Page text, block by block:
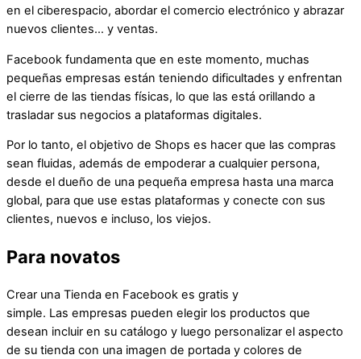
en el ciberespacio, abordar el comercio electrónico y abrazar
nuevos clientes… y ventas.
Facebook fundamenta que en este momento, muchas
pequeñas empresas están teniendo dificultades y enfrentan
el cierre de las tiendas físicas, lo que las está orillando a
trasladar sus negocios a plataformas digitales.
Por lo tanto, el objetivo de Shops es hacer que las compras
sean fluidas, además de empoderar a cualquier persona,
desde el dueño de una pequeña empresa hasta una marca
global, para que use estas plataformas y conecte con sus
clientes, nuevos e incluso, los viejos.
Para novatos
Crear una Tienda en Facebook es gratis y
simple. Las empresas pueden elegir los productos que
desean incluir en su catálogo y luego personalizar el aspecto
de su tienda con una imagen de portada y colores de